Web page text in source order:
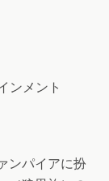
ンメント
ンパイアに扮